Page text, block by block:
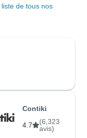
liste de tous nos
Contiki
4.7
(6,323
avis)